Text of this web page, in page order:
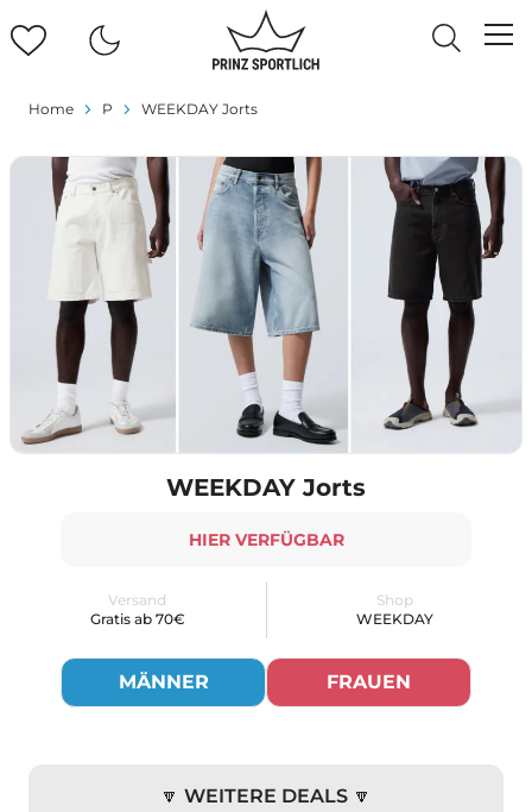
Home P WEEKDAY Jorts
WEEKDAY Jorts
HIER VERFÜGBAR
Versand
Gratis ab 70€
Shop
WEEKDAY
MÄNNER FRAUEN
🔽 WEITERE DEALS 🔽